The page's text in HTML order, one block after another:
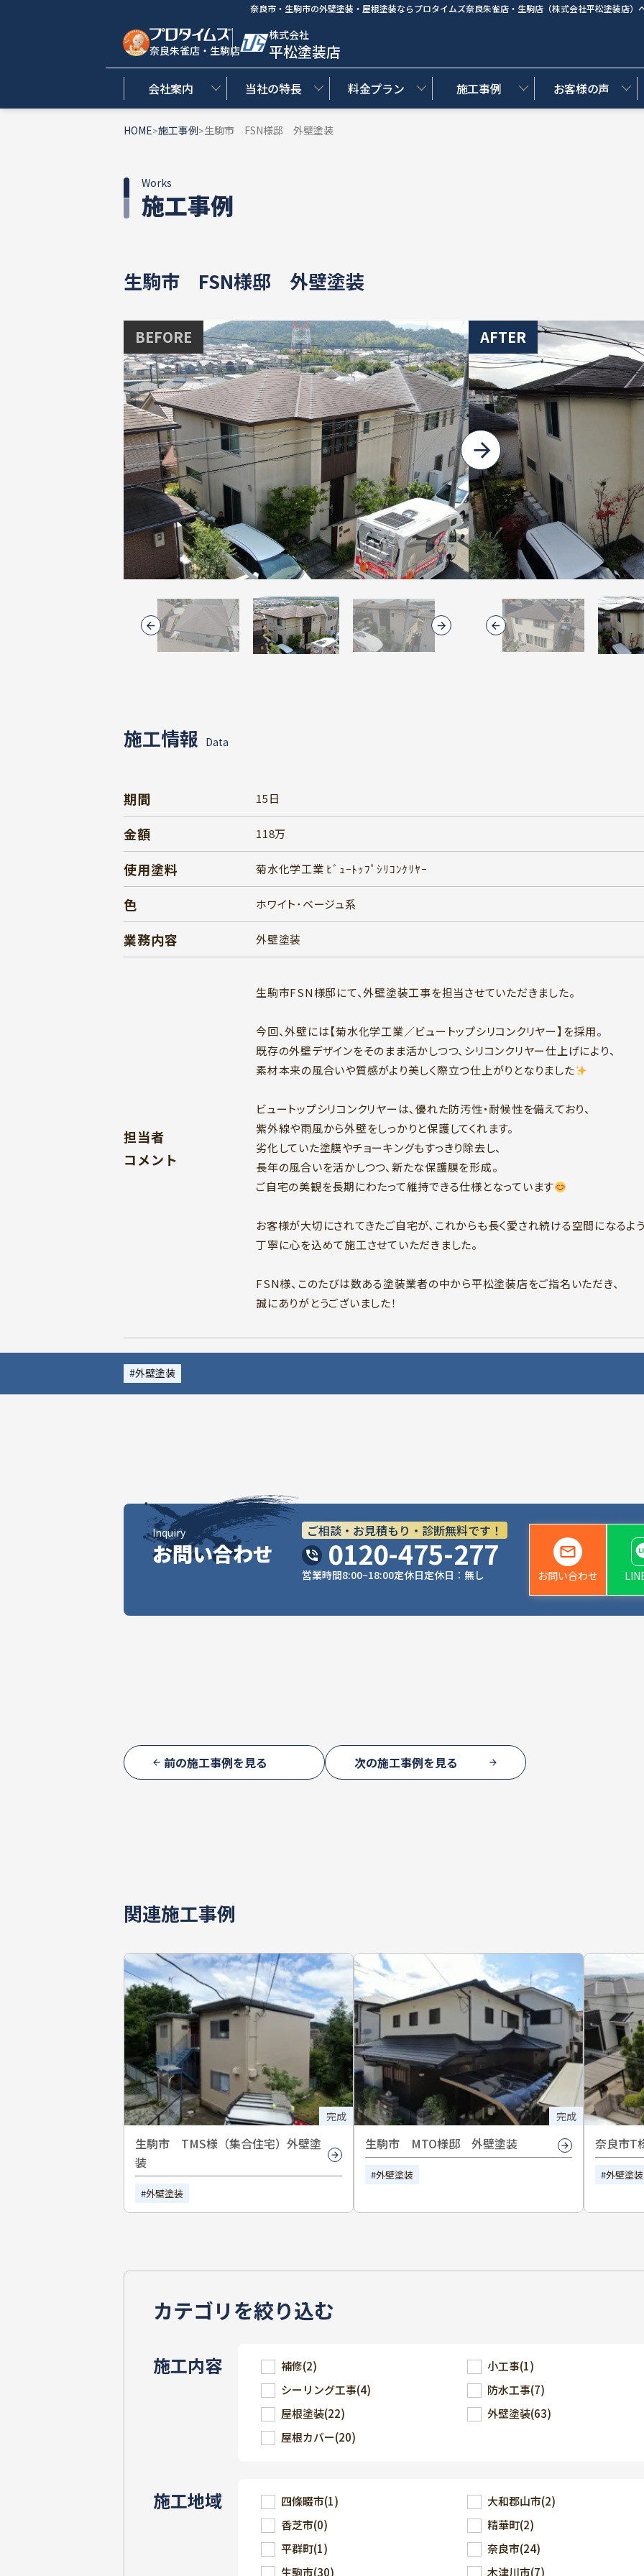
奈良市・生駒市の外壁塗装・屋根塗装ならプロタイムズ奈良朱雀店・生駒店（株式会社平松塗装店）
奈良朱雀店・生駒店
株式会社
平松塗装店
会社案内 当社の特長 料金プラン 施工事例 お客様の声
HOME>施工事例>生駒市 FSN様邸 外壁塗装
施工事例
Works
生駒市 FSN様邸 外壁塗装
BEFORE AFTER
施工情報 Data
期間 15日
金額 118万
使用塗料 菊水化学工業 ﾋﾞｭｰﾄｯﾌﾟｼﾘｺﾝｸﾘﾔｰ
色 ホワイト･ベージュ系
業務内容 外壁塗装
担当者
コメント
生駒市FSN様邸にて、外壁塗装工事を担当させていただきました。
今回、外壁には【菊水化学工業／ビュートップシリコンクリヤー】を採用。
既存の外壁デザインをそのまま活かしつつ、シリコンクリヤー仕上げにより、
素材本来の風合いや質感がより美しく際立つ仕上がりとなりました
ビュートップシリコンクリヤーは、優れた防汚性・耐候性を備えており、
紫外線や雨風から外壁をしっかりと保護してくれます。
劣化していた塗膜やチョーキングもすっきり除去し、
長年の風合いを活かしつつ、新たな保護膜を形成。
ご自宅の美観を長期にわたって維持できる仕様となっています
お客様が大切にされてきたご自宅が、これからも長く愛され続ける空間になるよう
丁寧に心を込めて施工させていただきました。
FSN様、このたびは数ある塗装業者の中から平松塗装店をご指名いただき、
誠にありがとうございました！
外壁塗装
お問い合わせ
Inquiry ご相談・お見積もり・診断無料です！
0120-475-277
営業時間8:00~18:00定休日定休日：無し お問い合わせ
前の施工事例を見る 次の施工事例を見る
関連施工事例
完成
生駒市 TMS様（集合住宅）外壁塗
装
外壁塗装
完成
生駒市 MTO様邸 外壁塗装
外壁塗装
奈良市T
外壁塗装
カテゴリを絞り込む
施工内容 補修(2) 小工事(1)
シーリング工事(4) 防水工事(7)
屋根塗装(22) 外壁塗装(63)
屋根カバー(20)
施工地域 四條畷市(1) 大和郡山市(2)
香芝市(0) 精華町(2)
平群町(1) 奈良市(24)
生駒市(30) 木津川市(7)